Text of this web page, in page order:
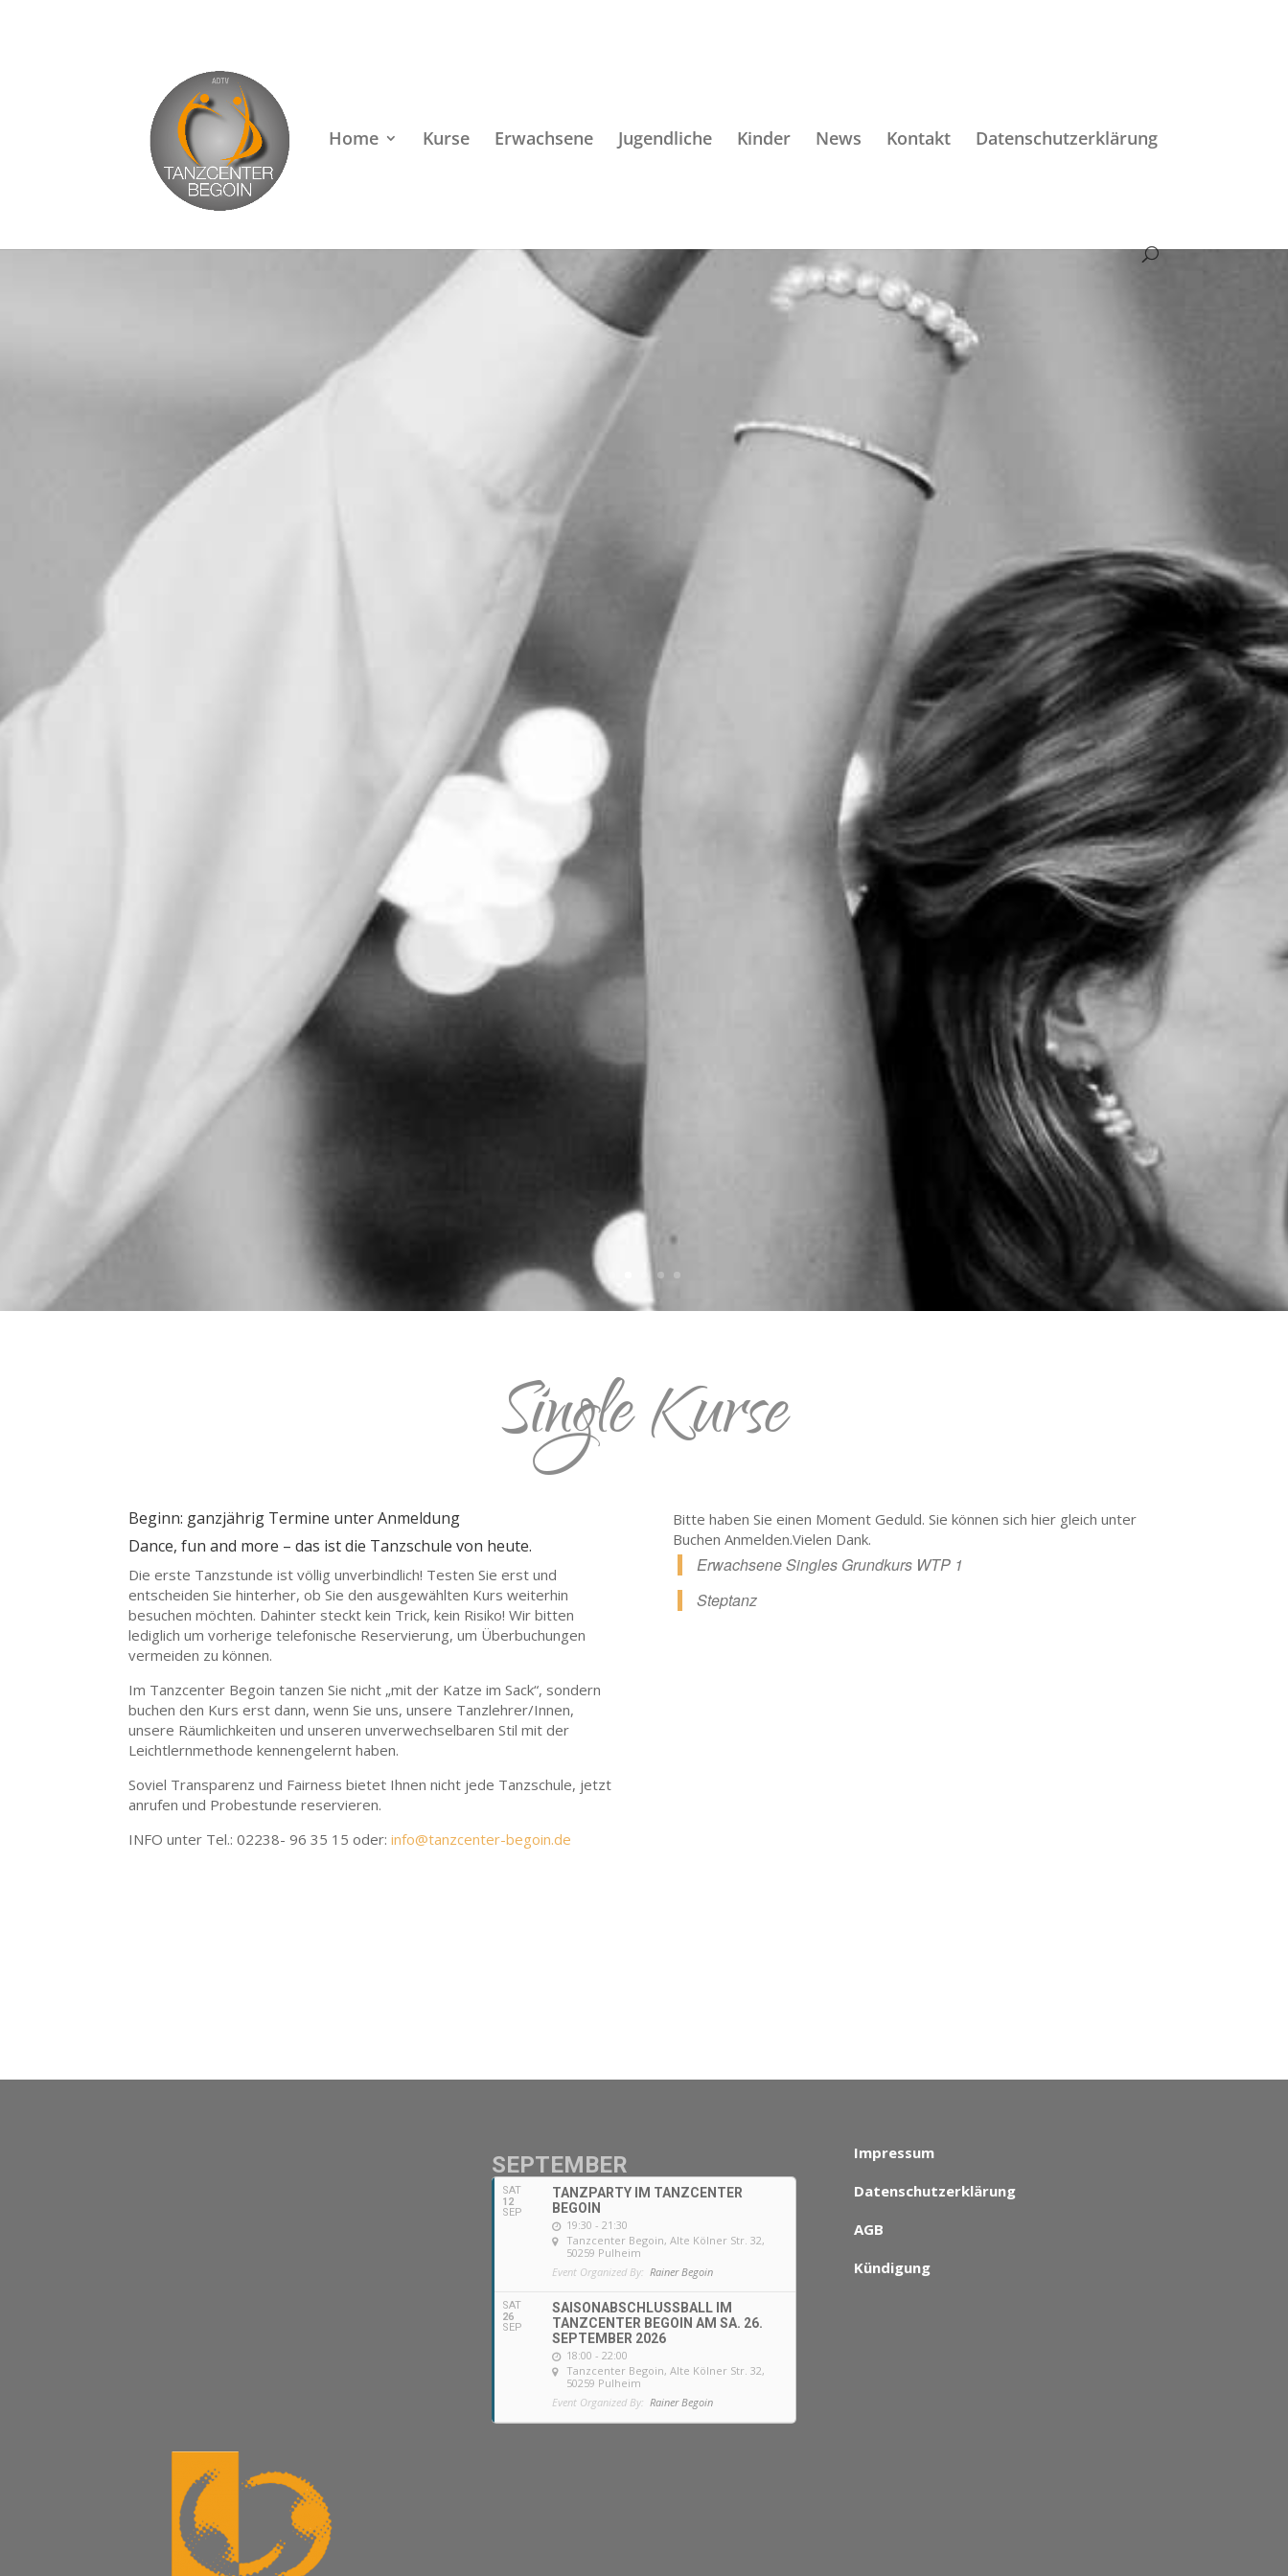
Home Kurse Erwachsene Jugendliche Kinder News Kontakt Datenschutzerklärung
Single Kurse
Beginn: ganzjährig Termine unter Anmeldung
Dance, fun and more – das ist die Tanzschule von heute.
Die erste Tanzstunde ist völlig unverbindlich! Testen Sie erst und
entscheiden Sie hinterher, ob Sie den ausgewählten Kurs weiterhin
besuchen möchten. Dahinter steckt kein Trick, kein Risiko! Wir bitten
lediglich um vorherige telefonische Reservierung, um Überbuchungen
vermeiden zu können.
Im Tanzcenter Begoin tanzen Sie nicht „mit der Katze im Sack“, sondern
buchen den Kurs erst dann, wenn Sie uns, unsere Tanzlehrer/Innen,
unsere Räumlichkeiten und unseren unverwechselbaren Stil mit der
Leichtlernmethode kennengelernt haben.
Soviel Transparenz und Fairness bietet Ihnen nicht jede Tanzschule, jetzt
anrufen und Probestunde reservieren.
INFO unter Tel.: 02238- 96 35 15 oder:info@tanzcenter-begoin.de
Bitte haben Sie einen Moment Geduld. Sie können sich hier gleich unter
Buchen Anmelden.Vielen Dank.
SEPTEMBER
SAT
12
SEP
TANZPARTY IM TANZCENTER
BEGOIN
19:30 - 21:30
Tanzcenter Begoin, Alte Kölner Str. 32,
50259 Pulheim
Event Organized By: Rainer Begoin
SAT
26
SEP
SAISONABSCHLUSSBALL IM
TANZCENTER BEGOIN AM SA. 26.
SEPTEMBER 2026
18:00 - 22:00
Tanzcenter Begoin, Alte Kölner Str. 32,
50259 Pulheim
Event Organized By: Rainer Begoin
Impressum
Datenschutzerklärung
AGB
Kündigung